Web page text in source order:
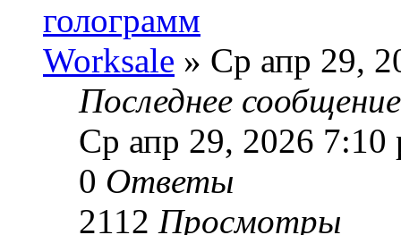
голограмм
Worksale » Ср апр 29,
Последнее
Ср апр 29, 2026 7:10
0 Ответы
2112 Просмотры